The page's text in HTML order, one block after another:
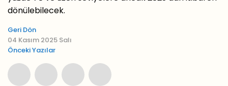
dönülebilecek.
Geri Dön
04 Kasım 2025 Salı
Önceki Yazılar